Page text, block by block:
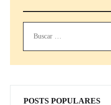
POSTS POPULARES